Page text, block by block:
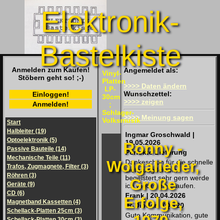
Elektronik-
Bastelkiste
Anmelden zum Kaufen!
Stöbern geht so! ;-)
Einloggen!
Anmelden!
Start
Halbleiter (19)
Optoelektronik (5)
Passive Bauteile (14)
Mechanische Teile (11)
Trafos, Zugmagnete, Filter (3)
Röhren (3)
Geräte (9)
CD (6)
Magnetband Kassetten (4)
Schellack-Platten 25cm (3)
Angemeldet als:
>>>> Daten ändern
Wunschzettel:
>>>> zeigen
>>>> Meinung sagen
Ingmar Groschwald |
19.05.2026
Perfekte Lieferung
Dankeschön für die schnelle
Lieferung Ich bin
begeistert,sehr gern werde
ich wieder hier kaufen.
Frank | 20.04.2026
IR-Dioden VQ 120
Gute Kommunikation, gute
Vinyl-
Platten
LP-
30cm
;
Schlager-
Volksmusik
Ronny -
Wolgalieder,
Große
Erfolge,